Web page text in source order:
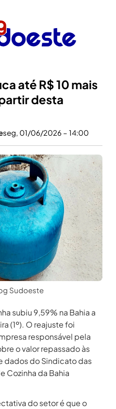
até R$ 10 mais
desta
seg, 01/06/2026 – 14:00
Sudoeste
subiu 9,59% na Bahia a
(1º). O reajuste foi
responsável pela
o valor repassado às
dados do Sindicato das
Cozinha da Bahia
do setor é que o